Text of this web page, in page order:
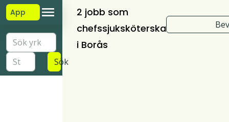
App
Sök
2 jobb som
chefssjuksköterska
i Borås